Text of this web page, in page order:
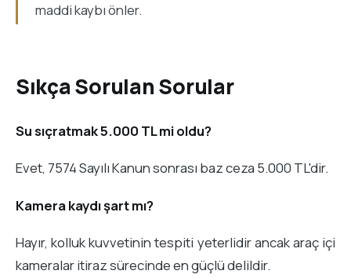
maddi kaybı önler.
Sıkça Sorulan Sorular
Su sıçratmak 5.000 TL mi oldu?
Evet, 7574 Sayılı Kanun sonrası baz ceza 5.000 TL'dir.
Kamera kaydı şart mı?
Hayır, kolluk kuvvetinin tespiti yeterlidir ancak araç içi
kameralar itiraz sürecinde en güçlü delildir.